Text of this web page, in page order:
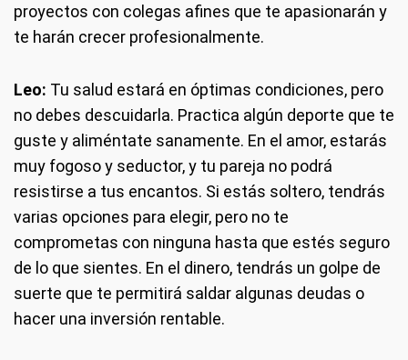
proyectos con colegas afines que te apasionarán y
te harán crecer profesionalmente.
Leo: Tu salud estará en óptimas condiciones, pero
no debes descuidarla. Practica algún deporte que te
guste y aliméntate sanamente. En el amor, estarás
muy fogoso y seductor, y tu pareja no podrá
resistirse a tus encantos. Si estás soltero, tendrás
varias opciones para elegir, pero no te
comprometas con ninguna hasta que estés seguro
de lo que sientes. En el dinero, tendrás un golpe de
suerte que te permitirá saldar algunas deudas o
hacer una inversión rentable.